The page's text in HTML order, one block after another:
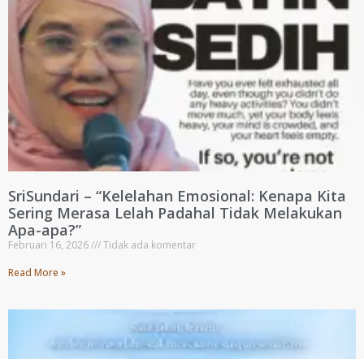
SriSundari – “Kelelahan Emosional: Kenapa Kita
Sering Merasa Lelah Padahal Tidak Melakukan
Apa-apa?”
Februari 16, 2026
Tidak ada komentar
Read More »